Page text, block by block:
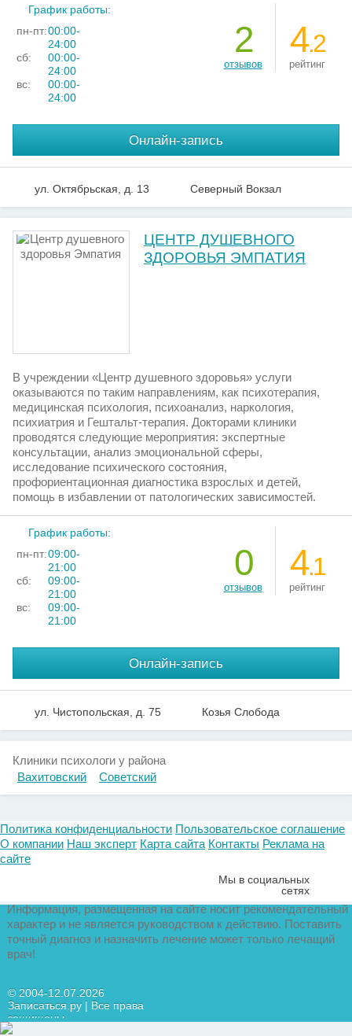
График работы:
пн-пт:00:00-
24:00
сб:
00:00-
24:00
вс:
00:00-
24:00
2
отзывов
4.2
рейтинг
Онлайн-запись
ул. Октябрьская, д. 13 Северный Вокзал
ЦЕНТР ДУШЕВНОГО
ЗДОРОВЬЯ ЭМПАТИЯ
В учреждении «Центр душевного здоровья» услуги
оказываются по таким направлениям, как психотерапия,
медицинская психология, психоанализ, наркология,
психиатрия и Гештальт-терапия. Докторами клиники
проводятся следующие мероприятия: экспертные
консультации, анализ эмоциональной сферы,
исследование психического состояния,
профориентационная диагностика взрослых и детей,
помощь в избавлении от патологических зависимостей.
График работы:
пн-пт:09:00-
21:00
сб:
09:00-
21:00
вс:
09:00-
21:00
0
отзывов
4.1
рейтинг
Онлайн-запись
ул. Чистопольская, д. 75 Козья Слобода
Клиники психологи у района
Вахитовский
Советский
Политика конфиденциальности Пользовательское соглашение
О компании Наш эксперт Карта сайта Контакты Реклама на
сайте
Мы в социальных
сетях
Информация, размещенная на сайте носит рекомендательный
характер и не является руководством к действию. Поставить
точный диагноз и назначить лечение может только лечащий
врач!
© 2004-12.07.2026
Записаться.ру | Все права
защищены